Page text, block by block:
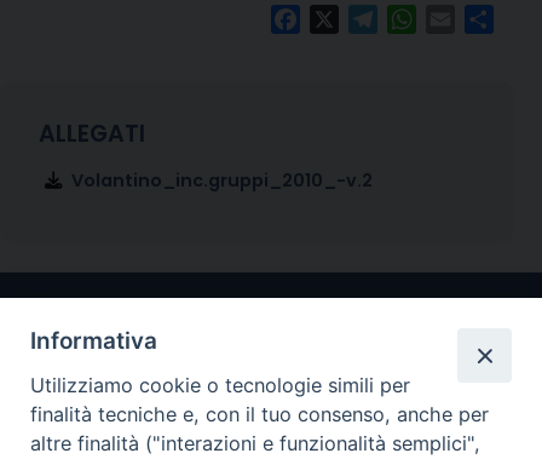
FacebookTelegramWhatsApp
Email
Volantino_inc.gruppi_2010_-v.2
Informativa
Utilizziamo cookie o tecnologie simili per
finalità tecniche e, con il tuo consenso, anche per
altre finalità ("interazioni e funzionalità semplici",